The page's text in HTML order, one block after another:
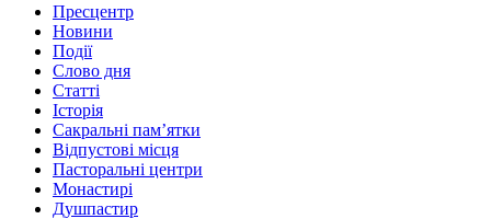
Пресцентр
Новини
Події
Слово дня
Статті
Історія
Сакральні пам’ятки
Відпустові місця
Пасторальні центри
Монастирі
Душпастир